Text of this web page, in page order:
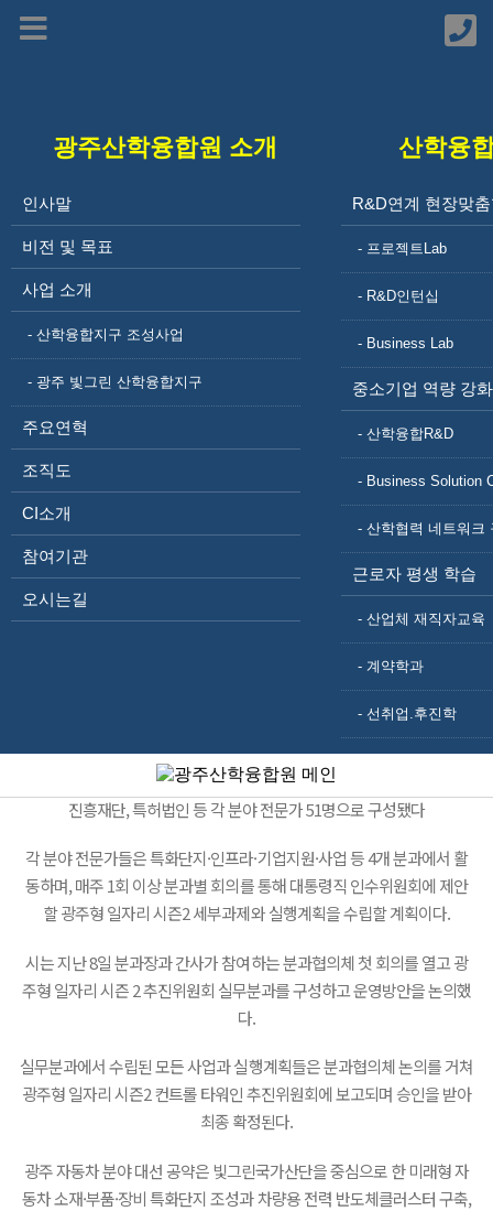
광주산학융합원 소개
인사말
비전 및 목표
사업 소개
- 산학융합지구 조성사업
- 광주 빛그린 산학융합지구
주요연혁
조직도
CI소개
참여기관
오시는길
산학융
R&D연계 현장맞
- 프로젝트Lab
- R&D인턴십
- Business Lab
중소기업 역량 강화
- 산학융합R&D
- Business Solution
- 산학협력 네트워크
근로자 평생 학습
- 산업체 재직자교육
- 계약학과
- 선취업.후진학
자료실
광주시 '광주형 일자리 시즌2 드림팀' 가동
2022-03-14 11:43
광주산학융합원
1,798회
https://www.jnilbo.com/view/media/view?
code=2022031315373447804
1221회 연결
본문
광주시청 전경
'광주형 일자리 시즌2 드림팀'이 새 정부 대통령직 인수위원회의 광주공
약 구체화에 대응하고, 광주형 일자리 시즌2 세부 실행계획 수립을 위해
광주형 일자리 시즌2 드림팀은 지역 혁신기관과 대학, ㈜에픽, 자동차안
전연구원, 연구개발(R＆D)특구, 산업단지공단, 광주도시공사, 전남개발
공사, 중소벤처기업진흥공단, 기업활력법 활용지원센터, 자동차부품산업
진흥재단, 특허법인 등 각 분야 전문가 51명으로 구성됐다
각 분야 전문가들은 특화단지·인프라·기업지원·사업 등 4개 분과에서 활
동하며, 매주 1회 이상 분과별 회의를 통해 대통령직 인수위원회에 제안
할 광주형 일자리 시즌2 세부과제와 실행계획을 수립할 계획이다.
시는 지난 8일 분과장과 간사가 참여하는 분과협의체 첫 회의를 열고 광
주형 일자리 시즌 2 추진위원회 실무분과를 구성하고 운영방안을 논의했
다.
실무분과에서 수립된 모든 사업과 실행계획들은 분과협의체 논의를 거쳐
광주형 일자리 시즌2 컨트롤 타워인 추진위원회에 보고되며 승인을 받아
최종 확정된다.
광주 자동차 분야 대선 공약은 빛그린국가산단을 중심으로 한 미래형 자
동차 소재·부품·장비 특화단지 조성과 차량용 전력 반도체클러스터 구축,